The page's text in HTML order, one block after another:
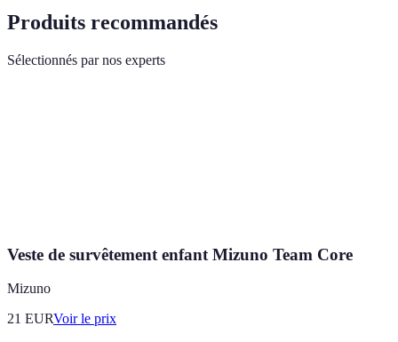
Produits recommandés
Sélectionnés par nos experts
Veste de survêtement enfant Mizuno Team Core
Mizuno
21 EURVoir le prix